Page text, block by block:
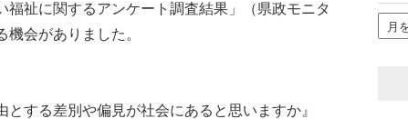
祉に関するアンケート調査結果」（県政モニタ
会がありました。
する差別や偏見が社会にあると思いますか』
ア
ー